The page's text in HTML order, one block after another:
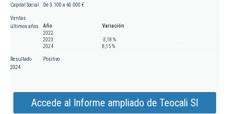
Capital Social De 3.100 a 60.000 €
Ventas
últimos años
Año
Variación
2022
2023
-3,18 %
2024
8,15 %
Resultado
2024
Positivo
Accede al Informe ampliado de Teocali Sl